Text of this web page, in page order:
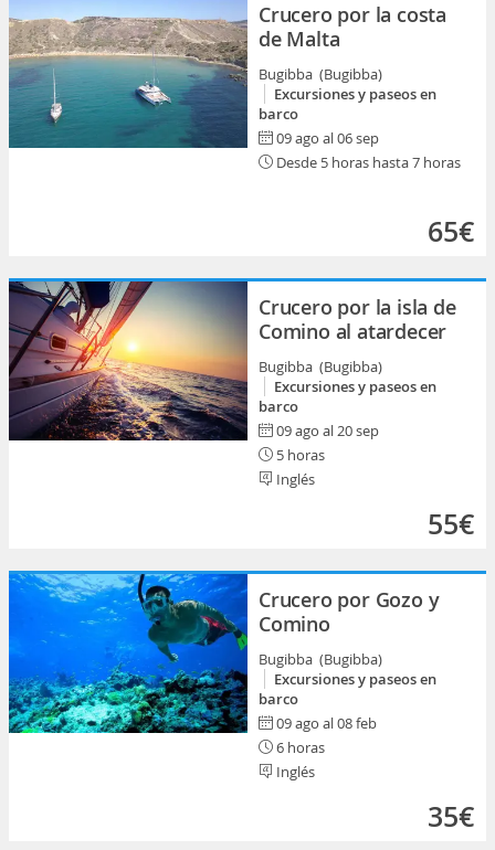
Crucero por la costa
de Malta
Bugibba (Bugibba)
Excursiones y paseos en
barco
09 ago al 06 sep
Desde 5 horas hasta 7 horas
65€
Crucero por la isla de
Comino al atardecer
Bugibba (Bugibba)
Excursiones y paseos en
barco
09 ago al 20 sep
5 horas
Inglés
55€
Crucero por Gozo y
Comino
Bugibba (Bugibba)
Excursiones y paseos en
barco
09 ago al 08 feb
6 horas
Inglés
35€